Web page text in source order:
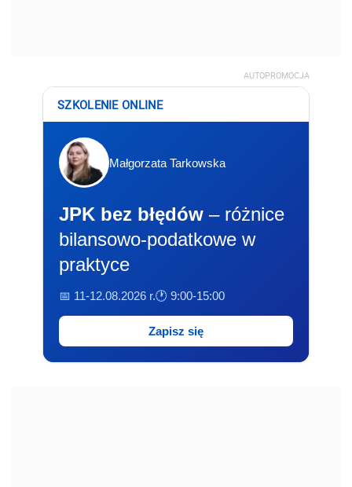
AUTOPROMOCJA
SZKOLENIE ONLINE
Małgorzata Tarkowska
JPK bez błędów – różnice
bilansowo-podatkowe w
praktyce
📅 11-12.08.2026 r.🕐 9:00-15:00
Zapisz się